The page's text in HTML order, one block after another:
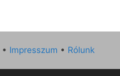
• Impresszum • Rólunk